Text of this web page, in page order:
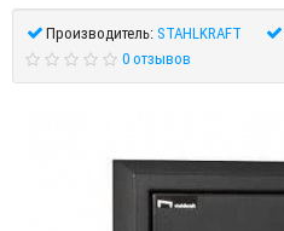
Производитель:STAHLKRAFT
0 отзывов